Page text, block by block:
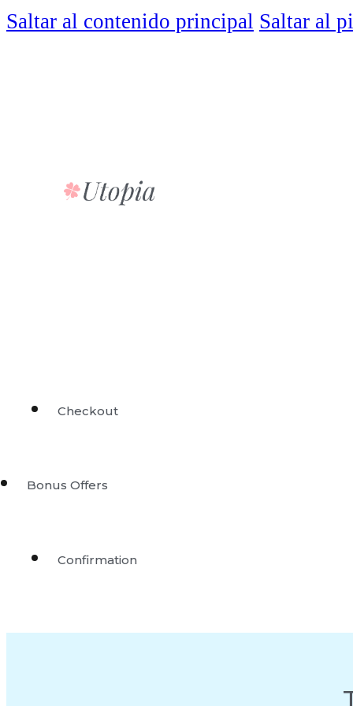
Saltar al contenido principal Saltar al
Checkout
Bonus Offers
Confirmation